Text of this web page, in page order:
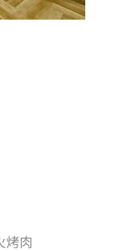
烤肉